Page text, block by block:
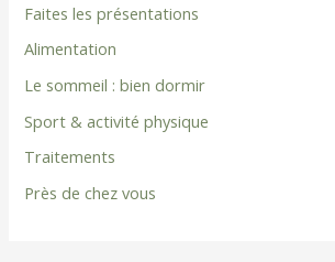
Faites les présentations
Alimentation
Le sommeil : bien dormir
Sport & activité physique
Traitements
Près de chez vous